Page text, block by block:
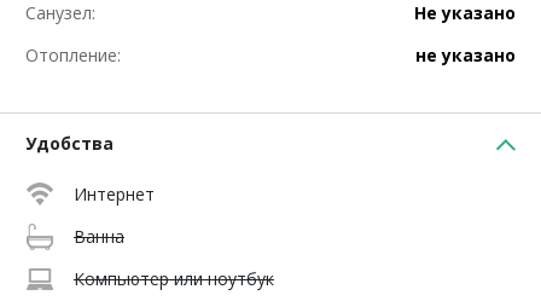
Санузел:
Не указано
Отопление:
не указано
Удобства
Интернет
Ванна
Компьютер или ноутбук